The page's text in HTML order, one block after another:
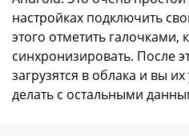
настройках подключить
этого отметить галочками,
синхронизировать. После
загрузятся в облака и вы
делать с остальными